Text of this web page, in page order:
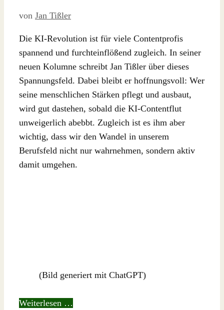
von Jan Tißler
Die KI-Revolution ist für viele Contentprofis
spannend und furchteinflößend zugleich. In seiner
neuen Kolumne schreibt Jan Tißler über dieses
Spannungsfeld. Dabei bleibt er hoffnungsvoll: Wer
seine menschlichen Stärken pflegt und ausbaut,
wird gut dastehen, sobald die KI-Contentflut
unweigerlich abebbt. Zugleich ist es ihm aber
wichtig, dass wir den Wandel in unserem
Berufsfeld nicht nur wahrnehmen, sondern aktiv
damit umgehen.
(Bild generiert mit ChatGPT)
Weiterlesen …